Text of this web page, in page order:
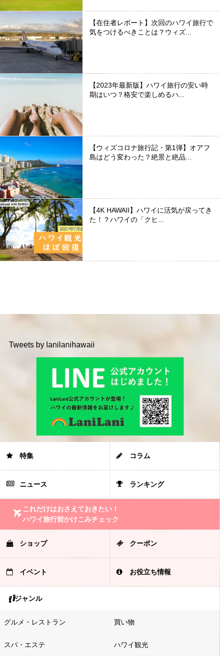
【在住者レポート】次回のハワイ旅行で
気をつけるべきことは？ウィズ...
【2023年最新版】ハワイ旅行の安い時
期はいつ？格安で楽しめるハ...
【ウィズコロナ旅行記・第1弾】オアフ
島はどう変わった？絶景と絶品...
【4K HAWAII】ハワイに活気が戻ってき
た！？ハワイの「クヒ...
Tweets by lanilanihawaii
特集 コラム
ニュース ランキング
これだけはおさえておきたい！
ハワイ旅行前かけこみチェック
ショップ クーポン
イベント お役立ち情報
ジャンル
グルメ・レストラン 買い物
スパ・エステ ハワイ観光